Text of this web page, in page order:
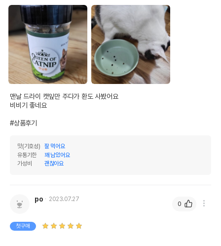
맨날 드라이 캣잎만 주다가 환도 사봤어요
비비기 좋네요
#상품후기
맛(기호성)
잘 먹어요
유통기한
꽤 남았어요
가성비
괜찮아요
po 2023.07.27
첫구매
0